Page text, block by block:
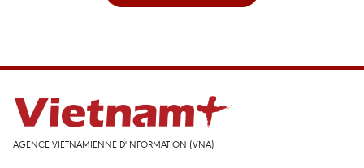
AGENCE VIETNAMIENNE D'INFORMATION (VNA)